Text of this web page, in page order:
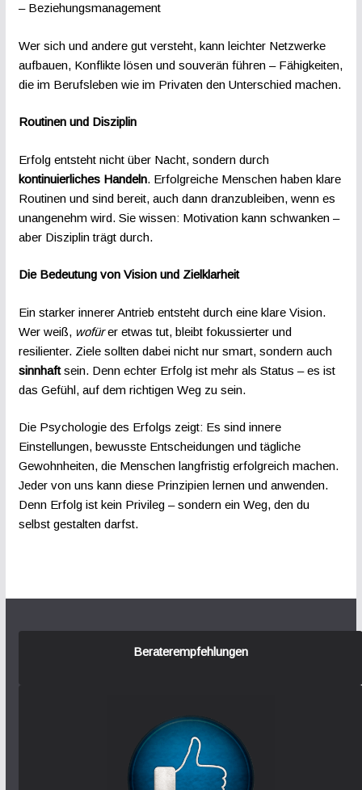
– Beziehungsmanagement
Wer sich und andere gut versteht, kann leichter Netzwerke
aufbauen, Konflikte lösen und souverän führen – Fähigkeiten,
die im Berufsleben wie im Privaten den Unterschied machen.
Routinen und Disziplin
Erfolg entsteht nicht über Nacht, sondern durch
kontinuierliches Handeln. Erfolgreiche Menschen haben klare
Routinen und sind bereit, auch dann dranzubleiben, wenn es
unangenehm wird. Sie wissen: Motivation kann schwanken –
aber Disziplin trägt durch.
Die Bedeutung von Vision und Zielklarheit
Ein starker innerer Antrieb entsteht durch eine klare Vision.
Wer weiß, wofürer etwas tut, bleibt fokussierter und
resilienter. Ziele sollten dabei nicht nur smart, sondern auch
sinnhaftsein. Denn echter Erfolg ist mehr als Status – es ist
das Gefühl, auf dem richtigen Weg zu sein.
Die Psychologie des Erfolgs zeigt: Es sind innere
Einstellungen, bewusste Entscheidungen und tägliche
Gewohnheiten, die Menschen langfristig erfolgreich machen.
Jeder von uns kann diese Prinzipien lernen und anwenden.
Denn Erfolg ist kein Privileg – sondern ein Weg, den du
selbst gestalten darfst.
Beraterempfehlungen